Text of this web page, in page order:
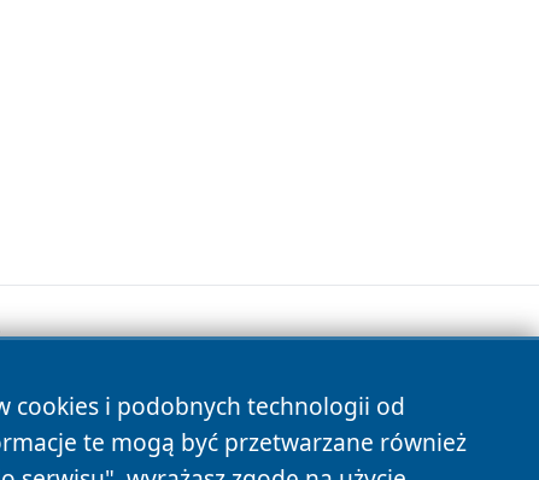
cookies i podobnych technologii od
te mogą być przetwarzane również